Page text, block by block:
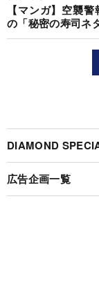
【マンガ】空襲
の「秘密の寿司ネ
DIAMOND
広告企画一覧